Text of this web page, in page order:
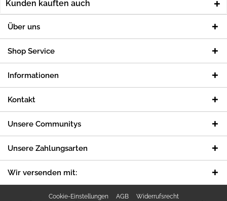
Kunden kauften auch
Über uns
Shop Service
Informationen
Kontakt
Unsere Communitys
Unsere Zahlungsarten
Wir versenden mit:
Cookie-Einstellungen AGB
Widerrufsrecht